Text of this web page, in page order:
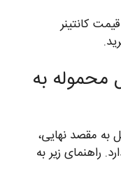
کانتینر
محموله به
به مقصد نهایی،
راهنمای زیر به